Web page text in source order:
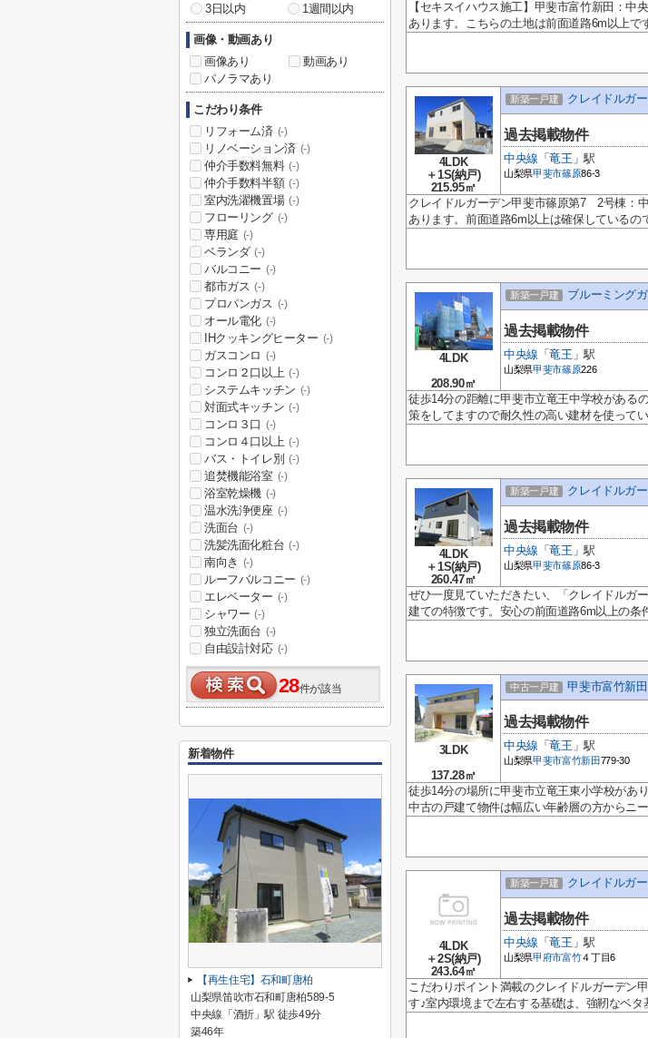
【セキスイハウス施工】甲斐市富竹新田：
あります。こちらの土地は前面道路6m以上で
4LDK
＋1S(納戸)
215.95㎡
新築一戸建 クレイドルガ
過去掲載物件
中央線 「竜王 」駅
山梨県甲斐市篠原86-3
クレイドルガーデン甲斐市篠原第7 2号棟：
あります。前面道路6m以上は確保しているの
4LDK
208.90㎡
新築一戸建 ブルーミング
過去掲載物件
中央線 「竜王 」駅
山梨県甲斐市篠原226
徒歩14分の距離に甲斐市立竜王中学校がある
策をしてますので耐久性の高い建材を使って
4LDK
＋1S(納戸)
260.47㎡
新築一戸建 クレイドルガ
過去掲載物件
中央線 「竜王 」駅
山梨県甲斐市篠原86-3
ぜひ一度見ていただきたい、「クレイドルガ
建ての特徴です。安心の前面道路6m以上の条
3LDK
137.28㎡
中古一戸建 甲斐市富竹新
過去掲載物件
中央線 「竜王 」駅
山梨県甲斐市富竹新田779-30
徒歩14分の場所に甲斐市立竜王東小学校があ
中古の戸建て物件は幅広い年齢層の方からニ
4LDK
＋2S(納戸)
243.64㎡
新築一戸建 クレイドルガ
過去掲載物件
中央線 「竜王 」駅
山梨県甲府市富竹４丁目6
こだわりポイント満載のクレイドルガーデン
す♪室内環境まで左右する基礎は、強靭なベ
3日以内
1週間以内
画像・動画あり
画像あり
動画あり
パノラマあり
こだわり条件
リフォーム済 (-)
リノベーション済 (-)
仲介手数料無料 (-)
仲介手数料半額 (-)
室内洗濯機置場 (-)
フローリング (-)
専用庭 (-)
ベランダ (-)
バルコニー (-)
都市ガス (-)
プロパンガス (-)
オール電化 (-)
IHクッキングヒーター (-)
ガスコンロ (-)
コンロ２口以上 (-)
システムキッチン (-)
対面式キッチン (-)
コンロ３口 (-)
コンロ４口以上 (-)
バス・トイレ別 (-)
追焚機能浴室 (-)
浴室乾燥機 (-)
温水洗浄便座 (-)
洗面台 (-)
洗髪洗面化粧台 (-)
南向き (-)
ルーフバルコニー (-)
エレベーター (-)
シャワー (-)
独立洗面台 (-)
自由設計対応 (-)
28件が該当
新着物件
【再生住宅】石和町唐柏
山梨県笛吹市石和町唐柏589-5
中央線「酒折」駅 徒歩49分
築46年